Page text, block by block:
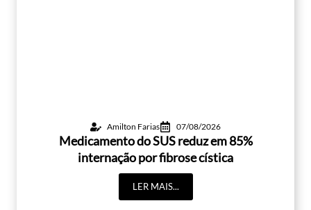
Amilton Farias 07/08/2026
Medicamento do SUS reduz em 85%
internação por fibrose cística
LER MAIS...